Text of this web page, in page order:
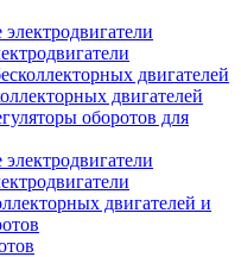
двигателей
двигателей
оборотов для
двигателей и